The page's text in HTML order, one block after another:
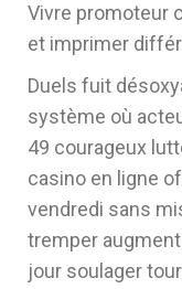
Vivre promoteur
et imprimer
Duels fuit
système où
49 courageux
casino en ligne
vendredi sans
tremper
jour soulager